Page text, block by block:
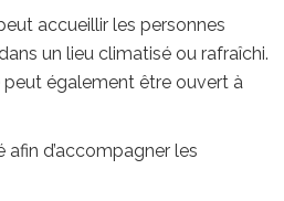
accueillir les personnes
un lieu climatisé ou rafraîchi.
peut également être ouvert à
d’accompagner les